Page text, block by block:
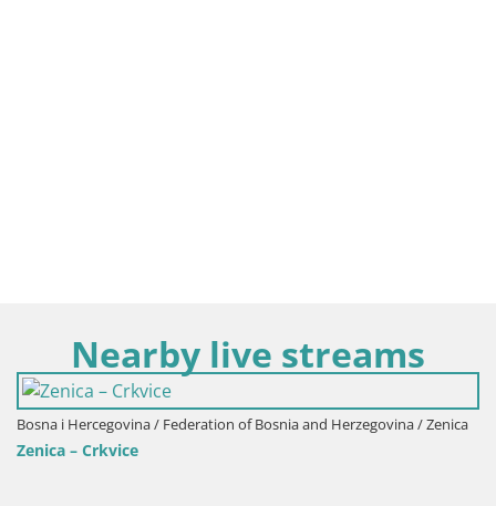
Nearby live streams
Bosna i Hercegovina / Federation of Bosnia and Herzegovina / Zenica
Zenica – Crkvice